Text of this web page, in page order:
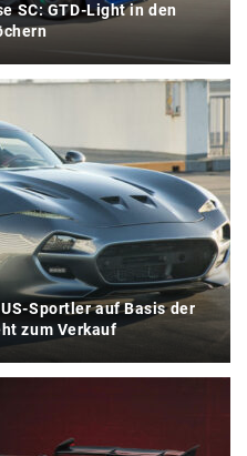
SC: GTD-Light in den
Sportler auf Basis der
zum Verkauf